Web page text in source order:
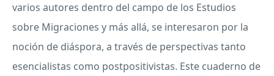
varios autores dentro del campo de los Estudios
sobre Migraciones y más allá, se interesaron por la
noción de diáspora, a través de perspectivas tanto
esencialistas como postpositivistas. Este cuaderno de